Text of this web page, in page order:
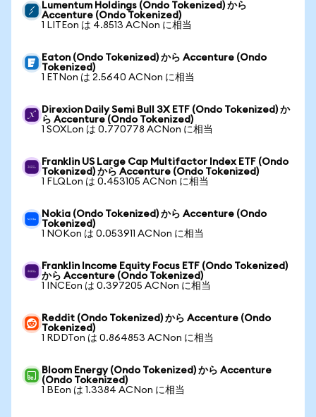
Lumentum Holdings (Ondo Tokenized) から
Accenture (Ondo Tokenized)
1 LITEon は 4.8513 ACNon に相当
Eaton (Ondo Tokenized) から Accenture (Ondo
Tokenized)
1 ETNon は 2.5640 ACNon に相当
Direxion Daily Semi Bull 3X ETF (Ondo Tokenized) か
ら Accenture (Ondo Tokenized)
1 SOXLon は 0.770778 ACNon に相当
Franklin US Large Cap Multifactor Index ETF (Ondo
Tokenized) から Accenture (Ondo Tokenized)
1 FLQLon は 0.453105 ACNon に相当
Nokia (Ondo Tokenized) から Accenture (Ondo
Tokenized)
1 NOKon は 0.053911 ACNon に相当
Franklin Income Equity Focus ETF (Ondo Tokenized)
から Accenture (Ondo Tokenized)
1 INCEon は 0.397205 ACNon に相当
Reddit (Ondo Tokenized) から Accenture (Ondo
Tokenized)
1 RDDTon は 0.864853 ACNon に相当
Bloom Energy (Ondo Tokenized) から Accenture
(Ondo Tokenized)
1 BEon は 1.3384 ACNon に相当